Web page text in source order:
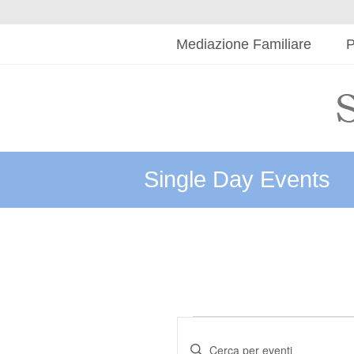
Mediazione Familiare
Single Day Events
Ricerca
Inserisci